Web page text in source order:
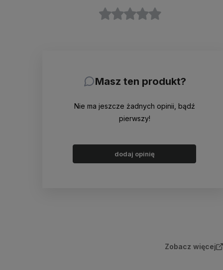
Masz ten produkt?
Nie ma jeszcze żadnych opinii, bądź
pierwszy!
dodaj opinię
Zobacz więcej